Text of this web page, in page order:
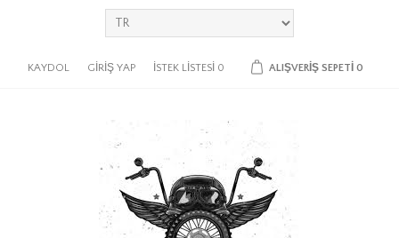
KAYDOL GIRIŞ YAP İSTEK LISTESI 0 ALIŞVERIŞ SEPETI 0